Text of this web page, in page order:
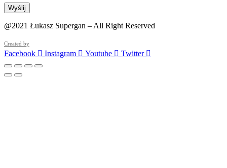
@2021 Łukasz Supergan – All Right Reserved
Created by
Facebook Instagram Youtube Twitter